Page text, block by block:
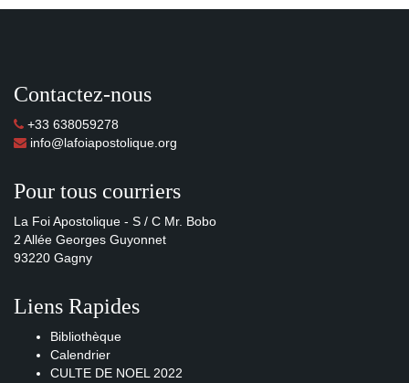
Contactez-nous
+33 638059278
info@lafoiapostolique.org
Pour tous courriers
La Foi Apostolique - S / C Mr. Bobo
2 Allée Georges Guyonnet
93220 Gagny
Liens Rapides
Bibliothèque
Calendrier
CULTE DE NOEL 2022